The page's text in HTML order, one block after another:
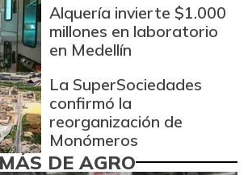
Alquería invierte $1.000
millones en laboratorio
en Medellín
La SuperSociedades
confirmó la
reorganización de
Monómeros
MÁS DE AGRO